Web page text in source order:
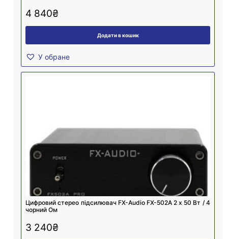
4 840₴
Додати в кошик
У обране
Цифровий стерео підсилювач FX-Audio FX-502A 2 х 50 Вт / 4
чорний Ом
3 240₴